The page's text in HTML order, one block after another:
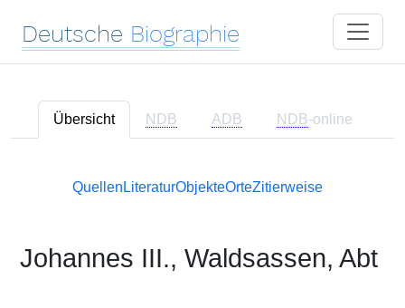
Deutsche Biographie
Übersicht NDB ADB NDB-online
Quellen LiteraturObjekteOrteZitierweise
Johannes III., Waldsassen, Abt